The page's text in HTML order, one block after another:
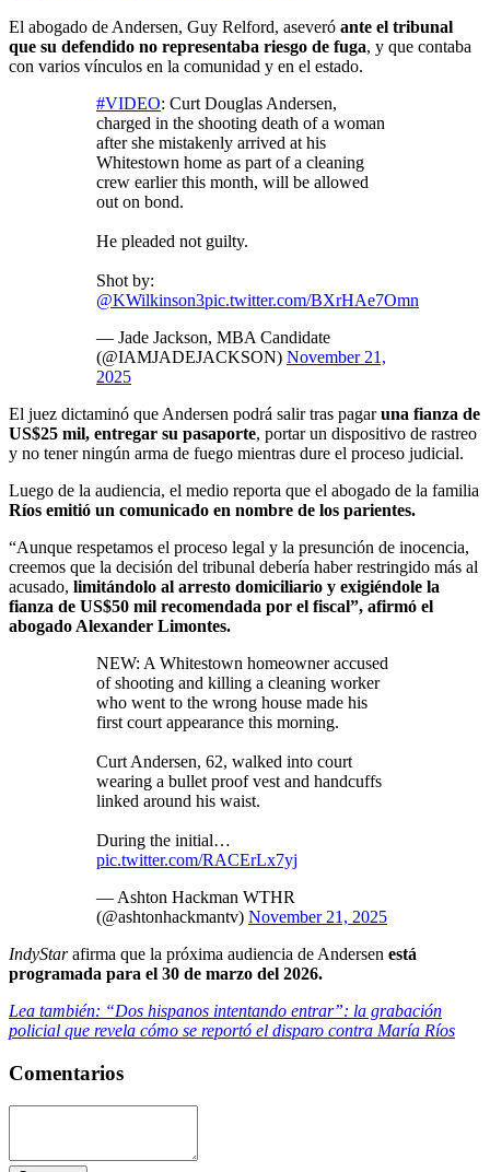
El abogado de Andersen, Guy Relford, aseveró ante el tribunal
que su defendido no representaba riesgo de fuga, y que contaba
con varios vínculos en la comunidad y en el estado.
#VIDEO: Curt Douglas Andersen,
charged in the shooting death of a woman
after she mistakenly arrived at his
Whitestown home as part of a cleaning
crew earlier this month, will be allowed
out on bond.
He pleaded not guilty.
Shot by:
@KWilkinson3pic.twitter.com/BXrHAe7Omn
— Jade Jackson, MBA Candidate
(@IAMJADEJACKSON) November 21,
2025
El juez dictaminó que Andersen podrá salir tras pagaruna fianza de
US$25 mil, entregar su pasaporte, portar un dispositivo de rastreo
y no tener ningún arma de fuego mientras dure el proceso judicial.
Luego de la audiencia, el medio reporta que el abogado de la familia
Ríos emitió un comunicado en nombre de los parientes.
“Aunque respetamos el proceso legal y la presunción de inocencia,
creemos que la decisión del tribunal debería haber restringido más al
acusado, limitándolo al arresto domiciliario y exigiéndole la
fianza de US$50 mil recomendada por el fiscal”, afirmó el
abogado Alexander Limontes.
NEW: A Whitestown homeowner accused
of shooting and killing a cleaning worker
who went to the wrong house made his
first court appearance this morning.
Curt Andersen, 62, walked into court
wearing a bullet proof vest and handcuffs
linked around his waist.
During the initial…
pic.twitter.com/RACErLx7yj
— Ashton Hackman WTHR
(@ashtonhackmantv) November 21, 2025
IndyStarafirma que la próxima audiencia de Andersen está
programada para el 30 de marzo del 2026.
Lea también: “Dos hispanos intentando entrar”: la grabación
policial que revela cómo se reportó el disparo contra María Ríos
Comentarios